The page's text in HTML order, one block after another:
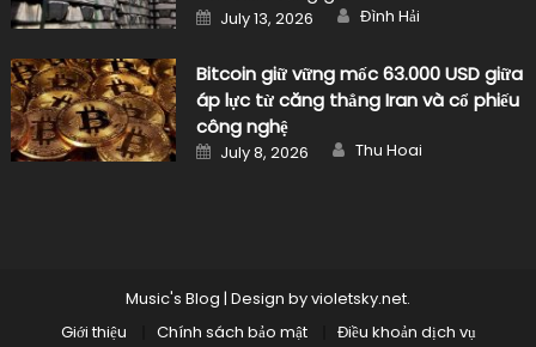
Posted
on
July 13, 2026 Author
Đình Hải
Bitcoin giữ vững mốc 63.000 USD giữa
áp lực từ căng thẳng Iran và cổ phiếu
công nghệ
Posted
on
July 8, 2026 Author
Thu Hoai
Music's Blog | Design byvioletsky.net.
Giới thiệu
Chính sách bảo mật
Điều khoản dịch vụ